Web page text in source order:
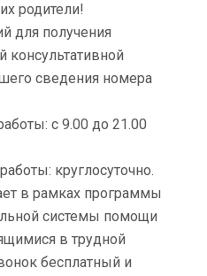
родители!
для получения
консультативной
сведения номера
с 9.00 до 21.00
круглосуточно.
в рамках программы
системы помощи
в трудной
бесплатный и